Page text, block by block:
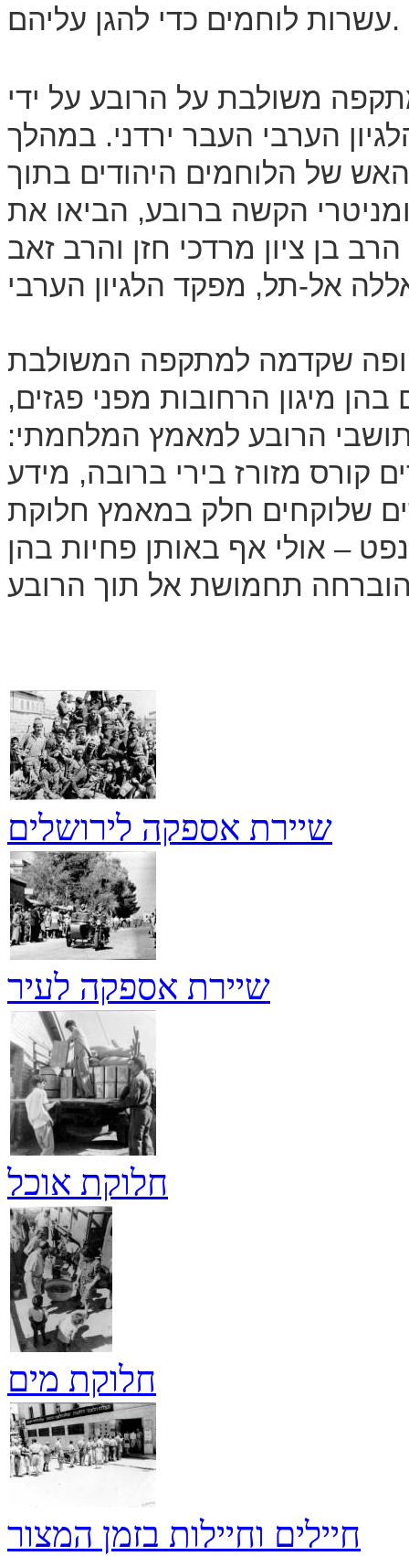
עשרות לוחמים כדי להגן עליהם.
נערכה מתקפה משולבת על הרובע על ידי
הערבי העבר ירדני. במהלך
של הלוחמים היהודים בתוך
הקשה ברובע, הביאו את
בן ציון מרדכי חזן והרב זאב
שקדמה למתקפה המשולבת
מיגון הרחובות מפני פגזים,
תושבי הרובע למאמץ המלחמתי:
קורס מזורז בירי ברובה, מידע
שלוקחים חלק במאמץ חלוקת
– אולי אף באותן פחיות בהן
שיירת אספקה לירושלים
שיירת אספקה לעיר
חלוקת אוכל
חלוקת מים
חיילים וחיילות בזמן המצור